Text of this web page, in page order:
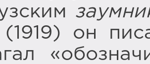
он